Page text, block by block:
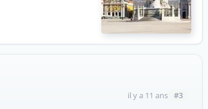
il y a 11 ans #3